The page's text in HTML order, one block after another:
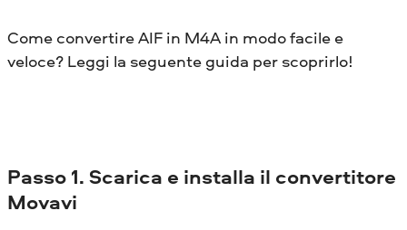
Come convertire AIF in M4A in modo facile e
veloce? Leggi la seguente guida per scoprirlo!
Passo 1. Scarica e installa il convertitore
Movavi